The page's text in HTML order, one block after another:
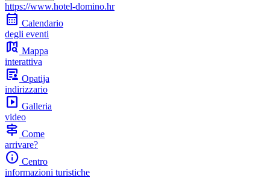
https://www.hotel-domino.hr
calendar_month Calendario
degli eventi
map_search Mappa
interattiva
article_person Opatija
indirizzario
slideshow Galleria
video
signpost Come
arrivare?
info Centro
informazioni turistiche